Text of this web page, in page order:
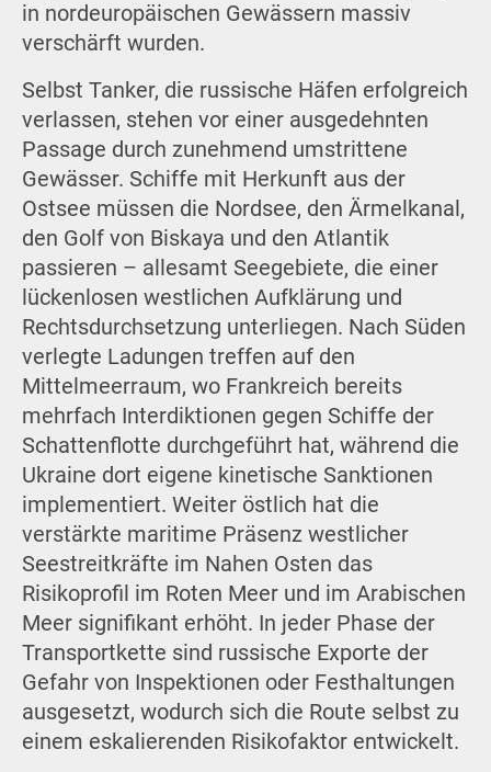
in nordeuropäischen Gewässern massiv
verschärft wurden.
Selbst Tanker, die russische Häfen erfolgreich
verlassen, stehen vor einer ausgedehnten
Passage durch zunehmend umstrittene
Gewässer. Schiffe mit Herkunft aus der
Ostsee müssen die Nordsee, den Ärmelkanal,
den Golf von Biskaya und den Atlantik
passieren – allesamt Seegebiete, die einer
lückenlosen westlichen Aufklärung und
Rechtsdurchsetzung unterliegen. Nach Süden
verlegte Ladungen treffen auf den
Mittelmeerraum, wo Frankreich bereits
mehrfach Interdiktionen gegen Schiffe der
Schattenflotte durchgeführt hat, während die
Ukraine dort eigene kinetische Sanktionen
implementiert. Weiter östlich hat die
verstärkte maritime Präsenz westlicher
Seestreitkräfte im Nahen Osten das
Risikoprofil im Roten Meer und im Arabischen
Meer signifikant erhöht. In jeder Phase der
Transportkette sind russische Exporte der
Gefahr von Inspektionen oder Festhaltungen
ausgesetzt, wodurch sich die Route selbst zu
einem eskalierenden Risikofaktor entwickelt.